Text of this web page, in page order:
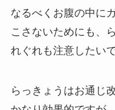
なるべくお腹の中に
こさないためにも、
れぐれも注意したいで
らっきょうはお通じ